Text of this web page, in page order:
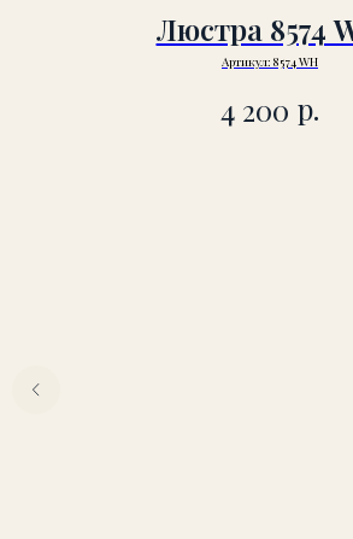
Люстра 8574
Артикул: 8574 WH
4 200 р.